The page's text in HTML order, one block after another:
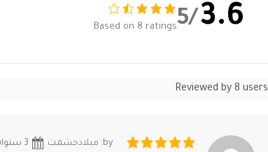
3.6
/5
Based on 8 ratings
Reviewed by 8 users
by: ميلادحشمت